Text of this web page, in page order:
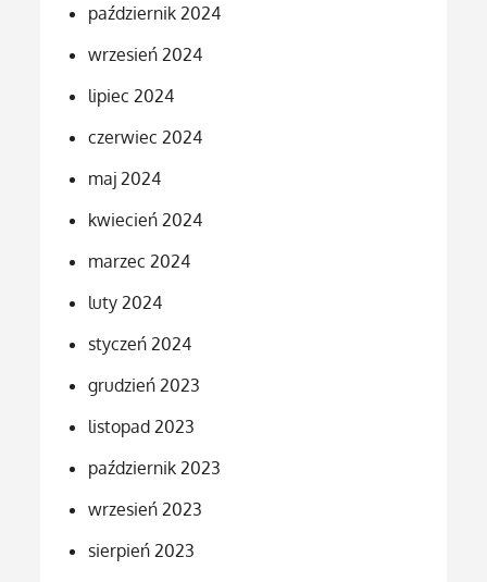
październik 2024
wrzesień 2024
lipiec 2024
czerwiec 2024
maj 2024
kwiecień 2024
marzec 2024
luty 2024
styczeń 2024
grudzień 2023
listopad 2023
październik 2023
wrzesień 2023
sierpień 2023